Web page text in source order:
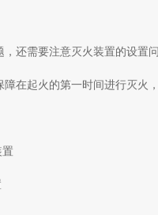
还需要注意灭火装置的设置
在起火的第一时间进行灭火